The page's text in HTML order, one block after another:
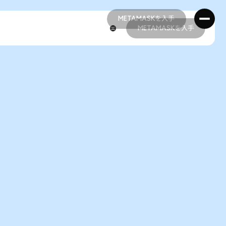
METAMASKを入手
METAMASKを入手
METAMASKを入手